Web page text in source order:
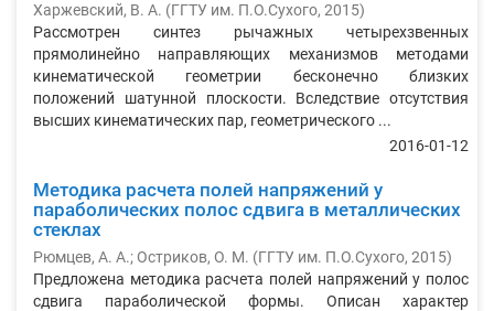
Харжевский, В. А. (ГГТУ им. П.О.Сухого, 2015)
Рассмотрен синтез рычажных четырехзвенных
прямолинейно направляющих механизмов методами
кинематической геометрии бесконечно близких
положений шатунной плоскости. Вследствие отсутствия
высших кинематических пар, геометрического ...
2016-01-12
Методика расчета полей напряжений у
параболических полос сдвига в металлических
стеклах
Рюмцев, А. А.; Остриков, О. М. (ГГТУ им. П.О.Сухого, 2015)
Предложена методика расчета полей напряжений у полос
сдвига параболической формы. Описан характер